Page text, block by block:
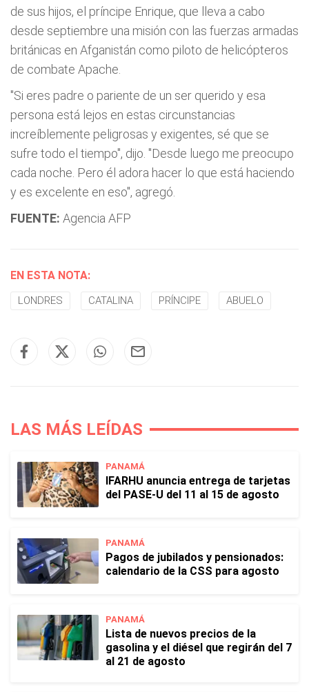
de sus hijos, el príncipe Enrique, que lleva a cabo
desde septiembre una misión con las fuerzas armadas
británicas en Afganistán como piloto de helicópteros
de combate Apache.
"Si eres padre o pariente de un ser querido y esa
persona está lejos en estas circunstancias
increíblemente peligrosas y exigentes, sé que se
sufre todo el tiempo", dijo. "Desde luego me preocupo
cada noche. Pero él adora hacer lo que está haciendo
y es excelente en eso", agregó.
FUENTE: Agencia AFP
EN ESTA NOTA:
LONDRES CATALINA PRÍNCIPE ABUELO
LAS MÁS LEÍDAS
PANAMÁ
IFARHU anuncia entrega de tarjetas
del PASE-U del 11 al 15 de agosto
PANAMÁ
Pagos de jubilados y pensionados:
calendario de la CSS para agosto
PANAMÁ
Lista de nuevos precios de la
gasolina y el diésel que regirán del 7
al 21 de agosto